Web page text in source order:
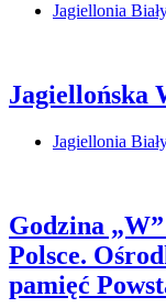
Jagiellonia
Jagiellońska
Jagiellonia
Godzina „W”
Polsce.
pamięć